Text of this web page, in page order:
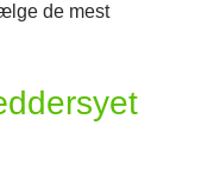
de mest